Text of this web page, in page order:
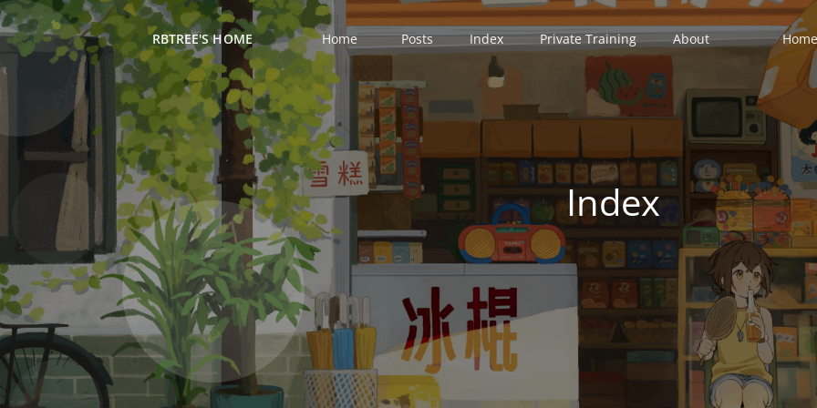
RBTREE'S HOME Home Posts Index Private Training About
Index